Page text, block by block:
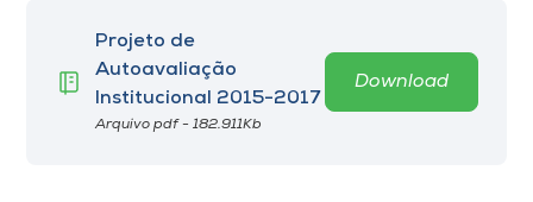
Projeto de
Autoavaliação
Institucional 2015-2017
Arquivo pdf - 182.911Kb
Download